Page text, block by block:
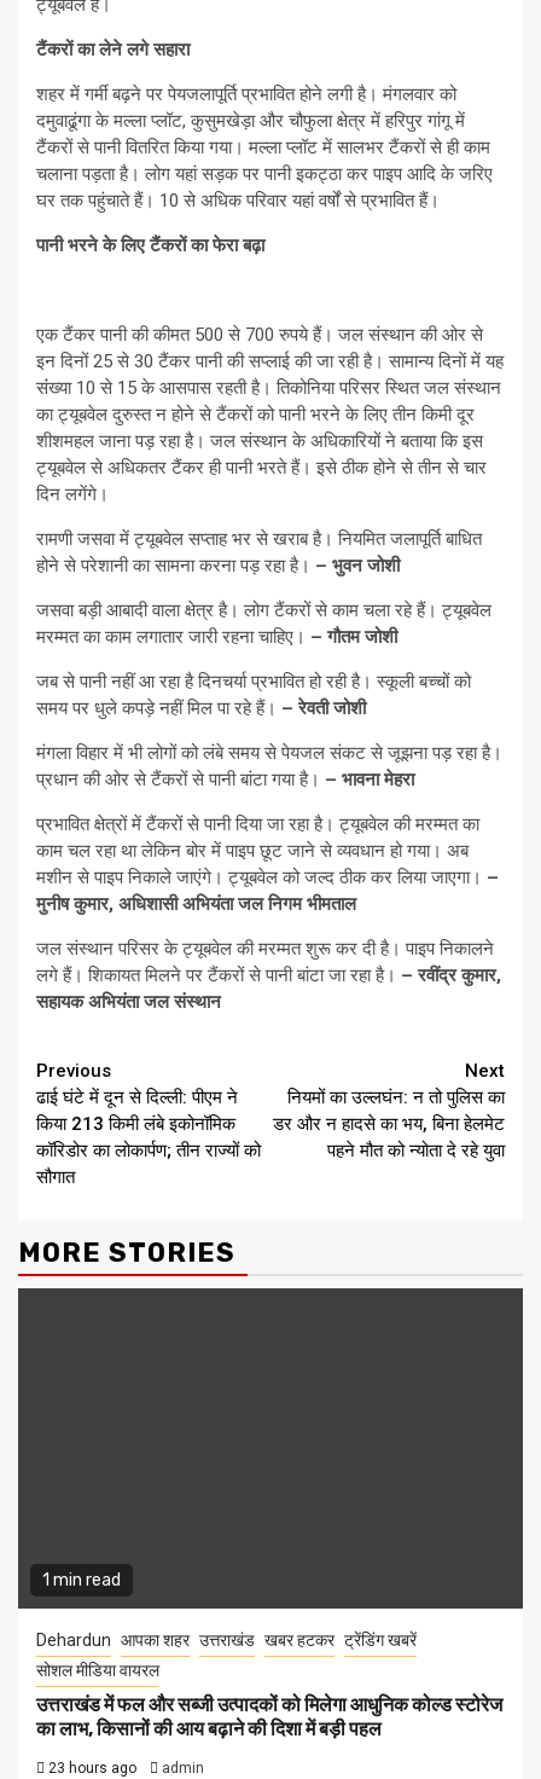
ट्यूबवेल हैं।
टैंकरों का लेने लगे सहारा
शहर में गर्मी बढ़ने पर पेयजलापूर्ति प्रभावित होने लगी है। मंगलवार को
दमुवाढूंगा के मल्ला प्लॉट, कुसुमखेड़ा और चौफुला क्षेत्र में हरिपुर गांगू में
टैंकरों से पानी वितरित किया गया। मल्ला प्लॉट में सालभर टैंकरों से ही काम
चलाना पड़ता है। लोग यहां सड़क पर पानी इकट्ठा कर पाइप आदि के जरिए
घर तक पहुंचाते हैं। 10 से अधिक परिवार यहां वर्षों से प्रभावित हैं।
पानी भरने के लिए टैंकरों का फेरा बढ़ा
एक टैंकर पानी की कीमत 500 से 700 रुपये हैं। जल संस्थान की ओर से
इन दिनों 25 से 30 टैंकर पानी की सप्लाई की जा रही है। सामान्य दिनाें में यह
संंख्या 10 से 15 के आसपास रहती है। तिकोनिया परिसर स्थित जल संस्थान
का ट्यूबवेल दुरुस्त न होने से टैंकरों को पानी भरने के लिए तीन किमी दूर
शीशमहल जाना पड़ रहा है। जल संस्थान के अधिकारियों ने बताया कि इस
ट्यूबवेल से अधिकतर टैंकर ही पानी भरते हैं। इसे ठीक होने से तीन से चार
दिन लगेंगे।
रामणी जसवा में ट्यूबवेल सप्ताह भर से खराब है। नियमित जलापूर्ति बाधित
होने से परेशानी का सामना करना पड़ रहा है। – भुवन जोशी
जसवा बड़ी आबादी वाला क्षेत्र है। लोग टैंकरों से काम चला रहे हैं। ट्यूबवेल
मरम्मत का काम लगातार जारी रहना चाहिए। – गौतम जोशी
जब से पानी नहीं आ रहा है दिनचर्या प्रभावित हो रही है। स्कूली बच्चों को
समय पर धुले कपड़े नहीं मिल पा रहे हैं। – रेवती जोशी
मंगला विहार में भी लोगों को लंबे समय से पेयजल संकट से जूझना पड़ रहा है।
प्रधान की ओर से टैंकरों से पानी बांटा गया है। – भावना मेहरा
प्रभावित क्षेत्रों में टैंकरों से पानी दिया जा रहा है। ट्यूबवेल की मरम्मत का
काम चल रहा था लेकिन बोर में पाइप छूट जाने से व्यवधान हो गया। अब
मशीन से पाइप निकाले जाएंगे। ट्यूबवेल को जल्द ठीक कर लिया जाएगा। –
मुनीष कुमार, अधिशासी अभियंता जल निगम भीमताल
जल संस्थान परिसर के ट्यूबवेल की मरम्मत शुरू कर दी है। पाइप निकालने
लगे हैं। शिकायत मिलने पर टैंकरों से पानी बांटा जा रहा है। – रवींद्र कुमार,
सहायक अभियंता जल संस्थान
Continue
Reading
Previous
ढाई घंटे में दून से दिल्ली: पीएम ने
किया 213 किमी लंबे इकोनॉमिक
कॉरिडोर का लोकार्पण; तीन राज्यों को
सौगात
Next
नियमों का उल्लघंन: न तो पुलिस का
डर और न हादसे का भय, बिना हेलमेट
पहने मौत को न्योता दे रहे युवा
MORE STORIES
1 min read
Dehardun आपका शहर उत्तराखंड खबर हटकर ट्रेंडिंग खबरें
सोशल मीडिया वायरल
उत्तराखंड में फल और सब्जी उत्पादकों को मिलेगा आधुनिक कोल्ड स्टोरेज
का लाभ, किसानों की आय बढ़ाने की दिशा में बड़ी पहल
23 hours ago admin